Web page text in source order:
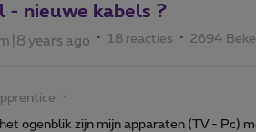
- nieuwe kabels ?
years ago 18 reacties 2694
ogenblik zijn mijn apparaten (TV - Pc)